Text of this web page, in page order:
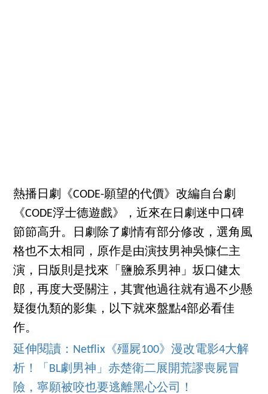
熱播日劇《CODE-願望的代價》改編自台劇
《CODE浮士德遊戲》，近來在日劇迷中口碑
節節高升。日劇除了劇情有部分修改，選角風
格也不太相同，原作是由演技男神吳慷仁主
演，日版則是找來「鹽臉系男神」坂口健太
郎，再度大受關注，其實他過往就有過不少懸
疑復仇類的影集，以下就來盤點4部必看佳
作。
延伸閱讀：Netflix《殭屍100》漫改電影4大解
析！「BL劇男神」赤楚衛二展開荒謬喪屍冒
險，寧願被咬也要逃離黑心公司！